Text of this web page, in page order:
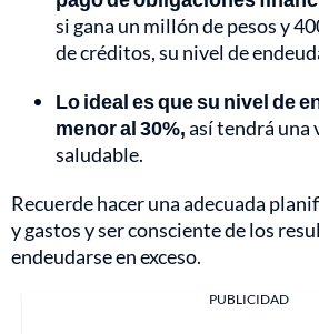
si gana un millón de pesos y
de créditos, su nivel de
Lo ideal es que su nivel de
menor al 30%,así tendrá una
saludable.
Recuerde hacer una adecuada
y gastos y ser consciente de los
endeudarse en exceso.
PUBLICIDAD